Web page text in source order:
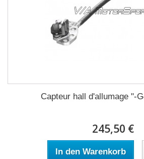
Capteur hall d'allumage "-
245,50 €
In den Warenkorb